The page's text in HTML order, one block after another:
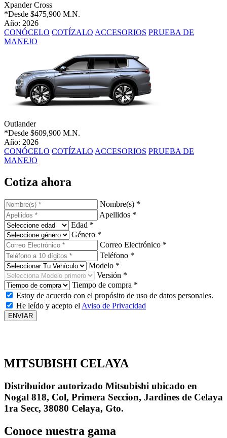
Xpander Cross
*Desde $475,900 M.N.
Año: 2026
CONÓCELO COTÍZALO ACCESORIOS PRUEBA DE
MANEJO
Outlander
*Desde $609,900 M.N.
Año: 2026
CONÓCELO COTÍZALO ACCESORIOS PRUEBA DE
MANEJO
Cotiza ahora
Nombre(s) *
Apellidos *
Edad *
Género *
Correo Electrónico *
Teléfono *
Modelo *
Versión *
Tiempo de compra *
Estoy de acuerdo con el propósito de uso de datos personales.
He leído y acepto el Aviso de Privacidad
MITSUBISHI CELAYA
Distribuidor autorizado Mitsubishi ubicado en
Nogal 818, Col, Primera Seccion, Jardines de Celaya
1ra Secc, 38080 Celaya, Gto.
Conoce nuestra gama